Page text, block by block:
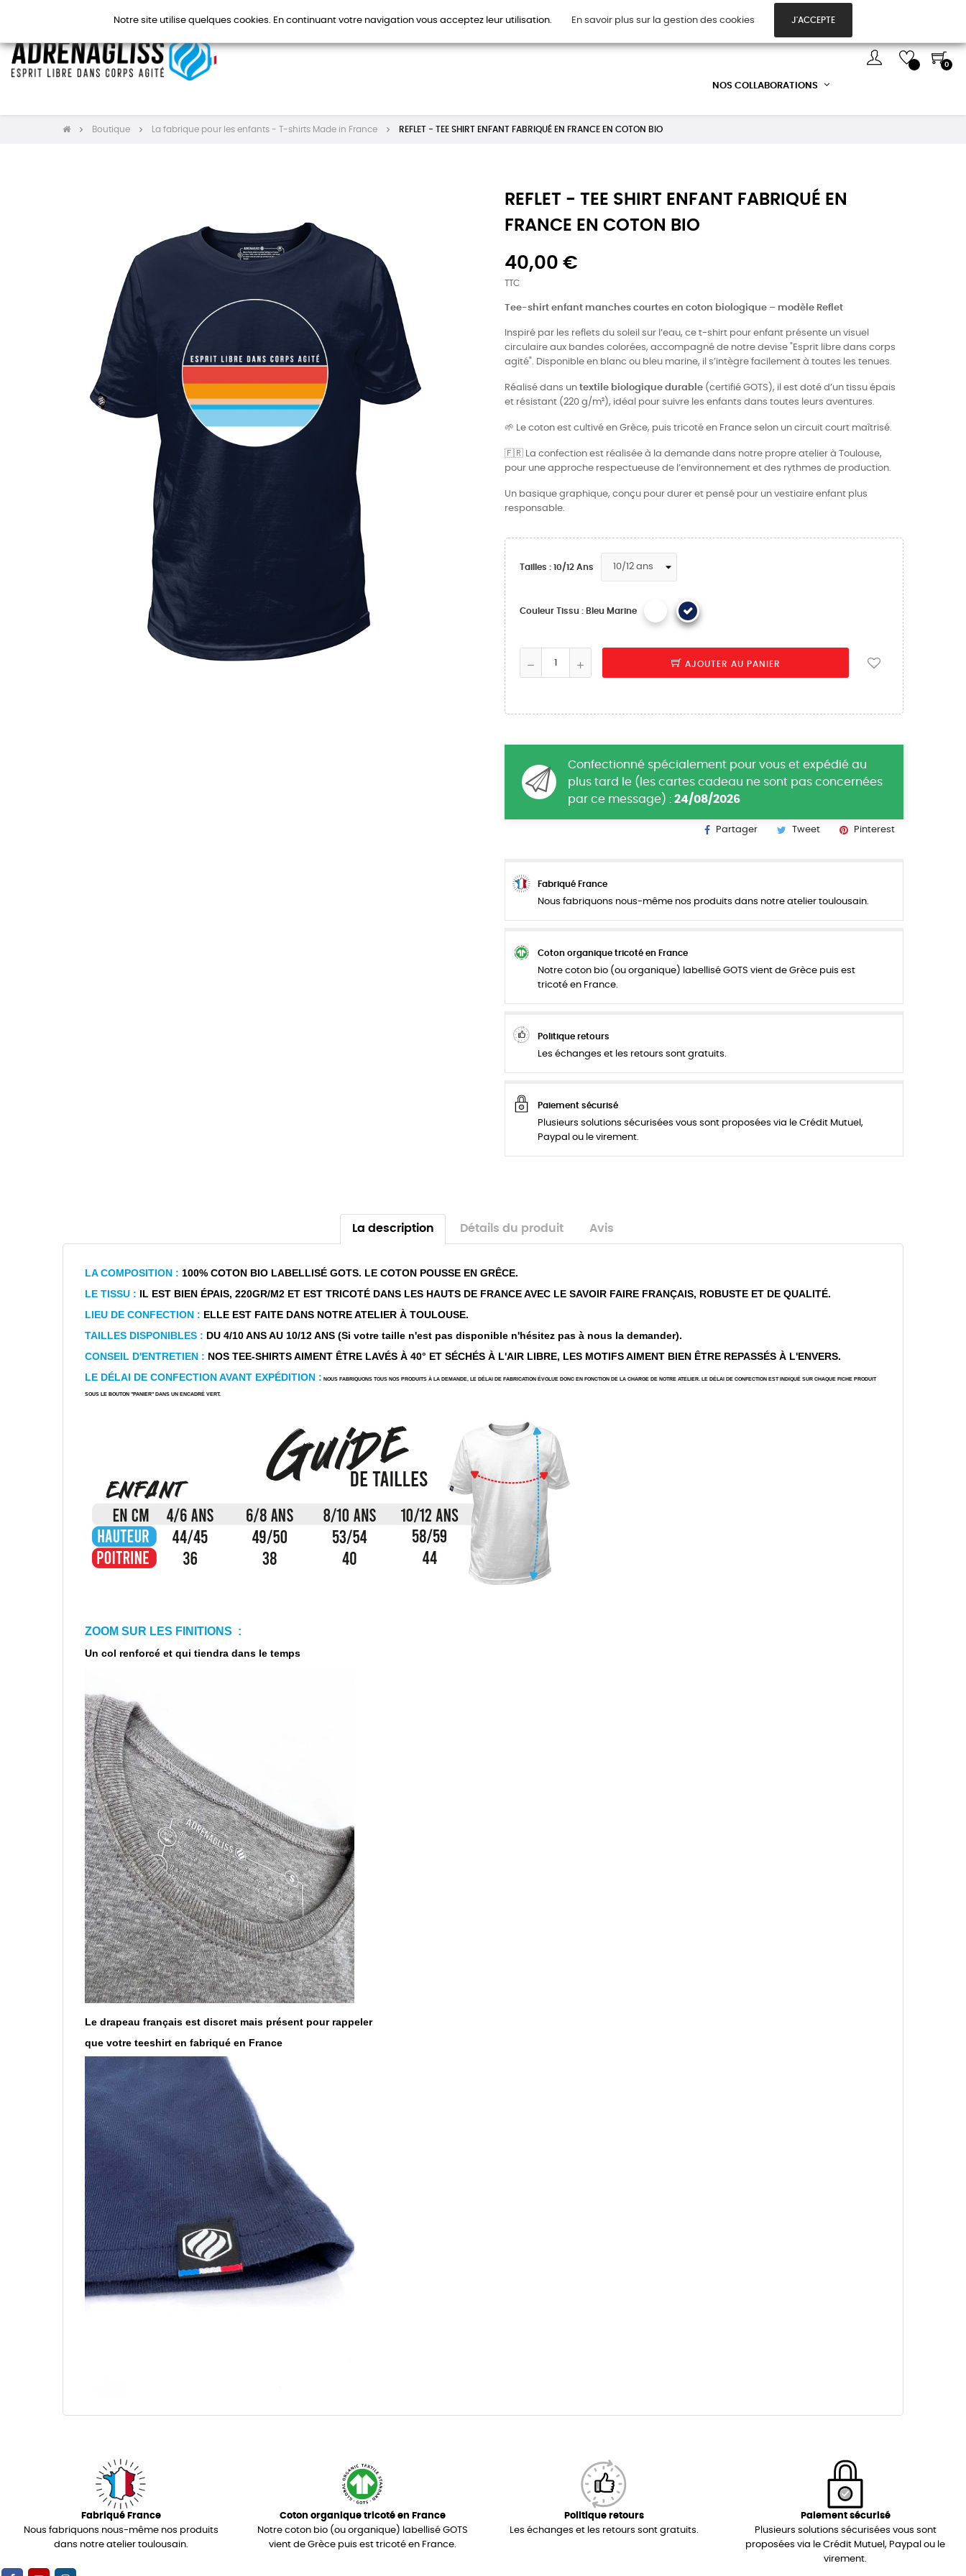
HOMMES FEMMES CARTES CADEAUX
NOS COLLABORATIONS
0
Boutique La fabrique pour les enfants - T-shirts Made in France REFLET - TEE SHIRT ENFANT FABRIQUÉ EN FRANCE EN COTON BIO
REFLET - TEE SHIRT ENFANT FABRIQUÉ EN
FRANCE EN COTON BIO
40,00 €
TTC
Tee-shirt enfant manches courtes en coton biologique – modèle Reflet
Inspiré par les reflets du soleil sur l’eau, ce t-shirt pour enfant présente un visuel
circulaire aux bandes colorées, accompagné de notre devise "Esprit libre dans corps
agité". Disponible en blanc ou bleu marine, il s’intègre facilement à toutes les tenues.
Réalisé dans un textile biologique durable (certifié GOTS), il est doté d’un tissu épais
et résistant (220 g/m²), idéal pour suivre les enfants dans toutes leurs aventures.
🌱 Le coton est cultivé en Grèce, puis tricoté en France selon un circuit court maîtrisé.
🇫🇷 La confection est réalisée à la demande dans notre propre atelier à Toulouse,
pour une approche respectueuse de l’environnement et des rythmes de production.
Un basique graphique, conçu pour durer et pensé pour un vestiaire enfant plus
responsable.
Tailles : 10/12 Ans
Couleur Tissu : Bleu Marine
AJOUTER AU PANIER
Confectionné spécialement pour vous et expédié au
plus tard le (les cartes cadeau ne sont pas concernées
par ce message) : 24/08/2026
Partager Tweet Pinterest
Fabriqué France
Nous fabriquons nous-même nos produits dans notre atelier toulousain.
Coton organique tricoté en France
Notre coton bio (ou organique) labellisé GOTS vient de Grèce puis est
tricoté en France.
Politique retours
Les échanges et les retours sont gratuits.
Paiement sécurisé
Plusieurs solutions sécurisées vous sont proposées via le Crédit Mutuel,
Paypal ou le virement.
La description Détails du produit Avis
LA COMPOSITION : 100% COTON BIO LABELLISÉ GOTS. LE COTON POUSSE EN GRÊCE.
LE TISSU : IL EST BIEN ÉPAIS, 220GR/M2 ET EST TRICOTÉ DANS LES HAUTS DE FRANCE AVEC LE SAVOIR FAIRE FRANÇAIS, ROBUSTE ET DE QUALITÉ.
LIEU DE CONFECTION : ELLE EST FAITE DANS NOTRE ATELIER À TOULOUSE.
TAILLES DISPONIBLES : DU 4/10 ANS AU 10/12 ANS (Si votre taille n'est pas disponible n'hésitez pas à nous la demander).
CONSEIL D'ENTRETIEN : NOS TEE-SHIRTS AIMENT ÊTRE LAVÉS À 40° ET SÉCHÉS À L'AIR LIBRE, LES MOTIFS AIMENT BIEN ÊTRE REPASSÉS À L'ENVERS.
LE DÉLAI DE CONFECTION AVANT EXPÉDITION : NOUS FABRIQUONS TOUS NOS PRODUITS À LA DEMANDE, LE DÉLAI DE FABRICATION ÉVOLUE DONC EN FONCTION DE LA CHARGE DE NOTRE ATELIER. LE DÉLAI DE CONFECTION EST INDIQUÉ SUR CHAQUE FICHE PRODUIT
SOUS LE BOUTON "PANIER" DANS UN ENCADRÉ VERT.
ZOOM SUR LES FINITIONS :
Un col renforcé et qui tiendra dans le temps
Le drapeau français est discret mais présent pour rappeler
que votre teeshirt en fabriqué en France
Fabriqué France
Nous fabriquons nous-même nos produits
dans notre atelier toulousain.
Coton organique tricoté en France
Notre coton bio (ou organique) labellisé GOTS
vient de Grèce puis est tricoté en France.
Politique retours
Les échanges et les retours sont gratuits.
Paiement sécurisé
Plusieurs solutions sécurisées vous sont
proposées via le Crédit Mutuel, Paypal ou le
virement.
Notre site utilise quelques cookies. En continuant votre navigation vous acceptez leur utilisation. En savoir plus sur la gestion des cookies J'ACCEPTE